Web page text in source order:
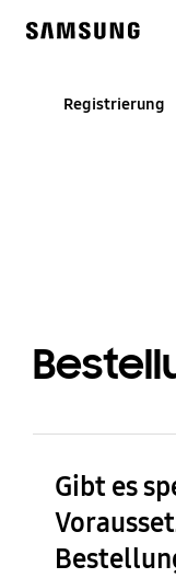
Registrierung
Gibt es